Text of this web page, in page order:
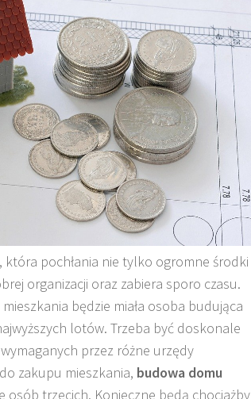
która pochłania nie tylko ogromne środki
organizacji oraz zabiera sporo czasu.
będzie miała osoba budująca
lotów. Trzeba być doskonale
przez różne urzędy
zakupu mieszkania, budowa domu
osób trzecich. Konieczne będą chociażby